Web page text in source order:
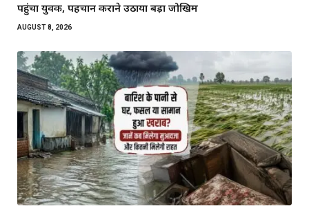
पहुंचा युवक, पहचान कराने उठाया बड़ा जोखिम
AUGUST 8, 2026